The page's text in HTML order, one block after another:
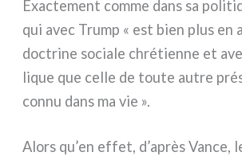
Exactement com­me dans sa
qui avec Trump « est bien plus en
doc­tri­ne socia­le chré­tien­ne et
li­que que cel­le de tou­te autre
con­nu dans ma vie ».
Alors qu’en effet, d’après Vance,